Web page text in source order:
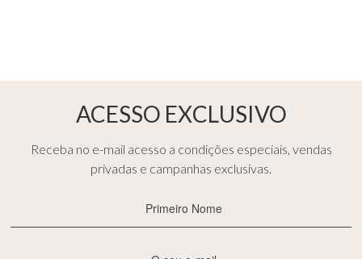
ACESSO EXCLUSIVO
Receba no e-mail acesso a condições especiais, vendas
privadas e campanhas exclusivas.
Nome